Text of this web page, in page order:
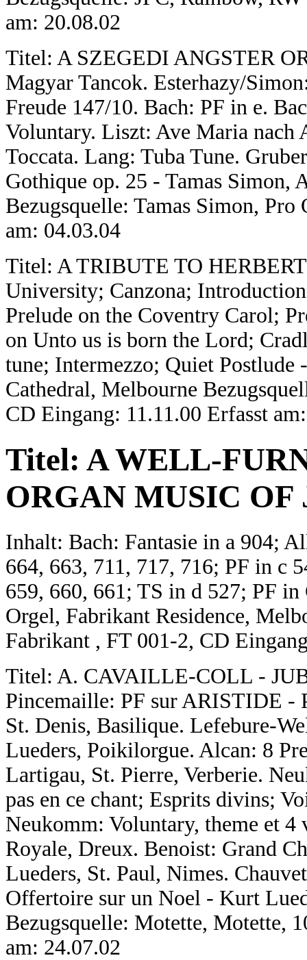
am: 20.08.02
Titel: A SZEGEDI ANGSTER
Magyar Tancok. Esterhazy/
Freude 147/10. Bach: PF in e.
Voluntary. Liszt: Ave Maria nach
Toccata. Lang: Tuba Tune.
Gothique op. 25 - Tamas Simon,
Bezugsquelle: Tamas Simon,
am: 04.03.04
Titel: A TRIBUTE TO
University; Canzona;
Prelude on the Coventry Carol;
on Unto us is born the Lord;
tune; Intermezzo; Quiet
Cathedral, Melbourne
CD Eingang: 11.11.00 Erfasst am:
Titel: A WELL-
ORGAN MUSIC OF
Inhalt: Bach: Fantasie in a 904;
664, 663, 711, 717, 716; PF in c
659, 660, 661; TS in d 527; PF
Orgel, Fabrikant Residence,
Fabrikant , FT 001-2, CD
Titel: A. CAVAILLE-COLL -
Pincemaille: PF sur ARISTIDE -
St. Denis, Basilique. Lefebure-
Lueders, Poikilorgue. Alcan: 8
Lartigau, St. Pierre, Verberie.
pas en ce chant; Esprits divins;
Neukomm: Voluntary, theme et
Royale, Dreux. Benoist: Grand
Lueders, St. Paul, Nimes.
Offertoire sur un Noel - Kurt
Bezugsquelle: Motette, Motette,
am: 24.07.02